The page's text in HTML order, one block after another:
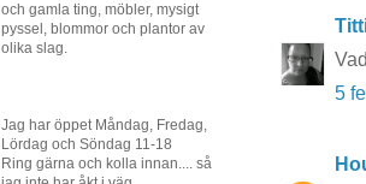
5
och gamla ting, möbler, mysigt
pyssel, blommor och plantor av
olika slag.
Jag har öppet Måndag, Fredag,
Lördag och Söndag 11-18
Ring gärna och kolla innan.... så